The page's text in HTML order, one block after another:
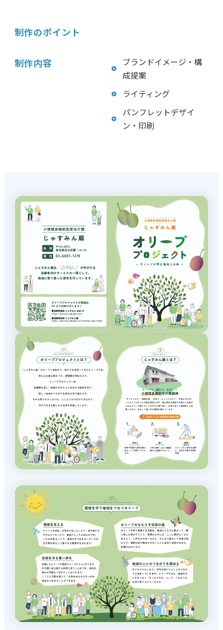
制作のポイント
制作内容
ブランドイメージ・構
成提案
ライティング
パンフレットデザイ
ン・印刷